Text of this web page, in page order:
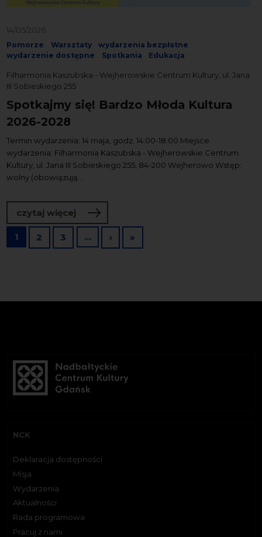
14/05/2026
Pomorze Warsztaty
wydarzenia bezpłatne
wydarzenie dostępne
Spotkania Edukacja
Filharmonia Kaszubska - Wejherowskie Centrum Kultury, ul. Jana
III Sobieskiego 255
Spotkajmy się! Bardzo Młoda Kultura
2026-2028
Termin wydarzenia: 14 maja, godz. 14:00-18:00 Miejsce
wydarzenia: Filharmonia Kaszubska - Wejherowskie Centrum
Kultury, ul. Jana III Sobieskiego 255, 84-200 Wejherowo Wstęp:
wolny (obowiązują...
czytaj więcej o Spotkajmy się! Bardzo Młoda
Stronicowanie
1 2 3 … ›Następna strona
»
NCK
Deklaracja dostępności
Misja
Wydarzenia
Aktualności
Rada programowa
Pracuj z nami